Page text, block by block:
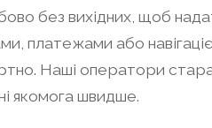
без вихідних, щоб
платежами або
Наші оператори
якомога швидше.